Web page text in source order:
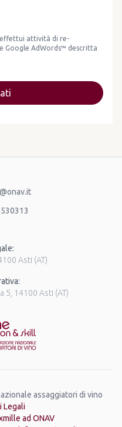
effettui attività di re-
Google AdWords™ descritta
Asti (AT)
5, 14100 Asti (AT)
assaggiatori di vino
Legali
ad ONAV